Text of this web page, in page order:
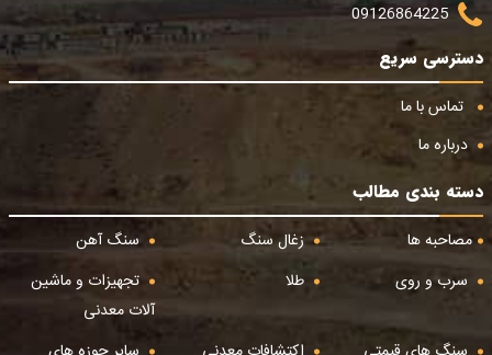
09126864225
دسترسی سریع
تماس با ما
درباره ما
دسته بندی مطالب
مصاحبه ها
زغال سنگ
سنگ آهن
سرب و روی
طلا
تجهیزات و ماشین
آلات معدنی